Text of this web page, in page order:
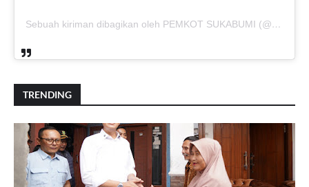
Sebuah kiriman dibagikan oleh PEMKOT SUKABUMI (@pemkotsukabumi_)
TRENDING